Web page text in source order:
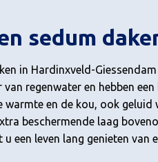
sedum
in Hardinxveld-
regenwater en hebben
warmte en de kou, ook
beschermende laag
een leven lang genieten van